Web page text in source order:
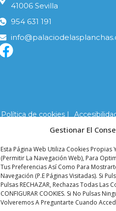
Gestionar El
Esta Página Web Utiliza Cookies Propias
(permitir La Navegación Web), Para
Tus Preferencias Así Como Para
Navegación (p.e Páginas Visitadas). Si
Pulsas RECHAZAR, Rechazas Todas Las
CONFIGURAR COOKIES. Si No Pulsas
Volveremos A Preguntarte Cuando
41006 Sevilla
954 631 191
Política de cookies |